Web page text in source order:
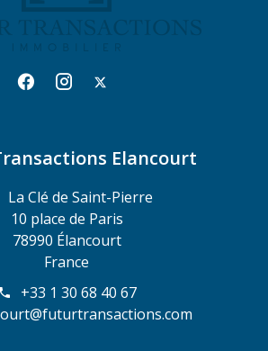
Elancourt
La Clé de Saint-Pierre
10 place de Paris
78990 Élancourt
France
+33 1 30 68 40 67